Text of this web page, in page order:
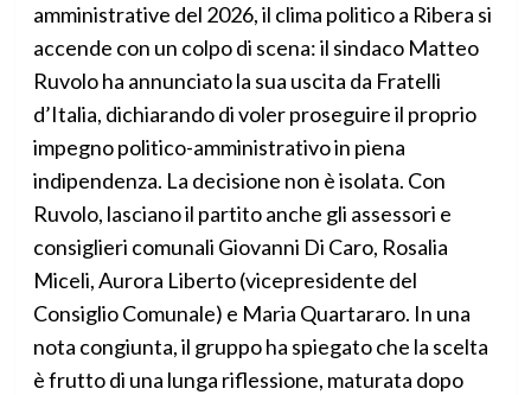
amministrative del 2026, il clima politico a Ribera si
accende con un colpo di scena: il sindaco Matteo
Ruvolo ha annunciato la sua uscita da Fratelli
d’Italia, dichiarando di voler proseguire il proprio
impegno politico-amministrativo in piena
indipendenza. La decisione non è isolata. Con
Ruvolo, lasciano il partito anche gli assessori e
consiglieri comunali Giovanni Di Caro, Rosalia
Miceli, Aurora Liberto (vicepresidente del
Consiglio Comunale) e Maria Quartararo. In una
nota congiunta, il gruppo ha spiegato che la scelta
è frutto di una lunga riflessione, maturata dopo